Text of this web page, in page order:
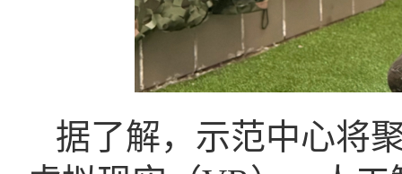
据了解，示范中心将